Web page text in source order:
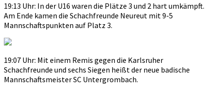
19:13 Uhr: In der U16 waren die Plätze 3 und 2 hart umkämpft.
Am Ende kamen die Schachfreunde Neureut mit 9-5
Mannschaftspunkten auf Platz 3.
19:07 Uhr: Mit einem Remis gegen die Karlsruher
Schachfreunde und sechs Siegen heißt der neue badische
Mannschaftsmeister SC Untergrombach.